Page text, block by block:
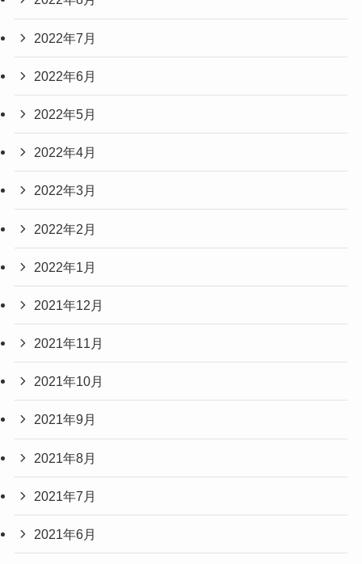
2022年7月
2022年6月
2022年5月
2022年4月
2022年3月
2022年2月
2022年1月
2021年12月
2021年11月
2021年10月
2021年9月
2021年8月
2021年7月
2021年6月